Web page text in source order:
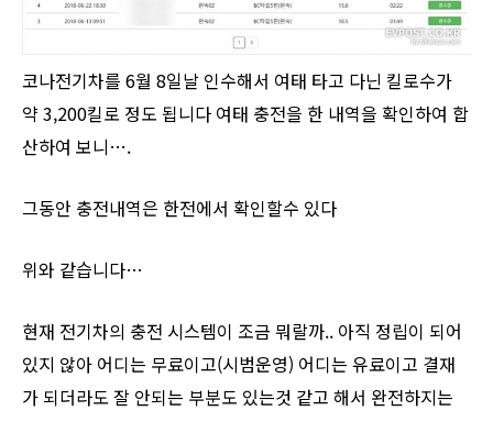
코나전기차를 6월 8일날 인수해서 여태 타고 다닌 킬로수가
약 3,200킬로 정도 됩니다 여태 충전을 한 내역을 확인하여 합
산하여 보니….
그동안 충전내역은 한전에서 확인할수 있다
위와 같습니다…
현재 전기차의 충전 시스템이 조금 뭐랄까.. 아직 정립이 되어
있지 않아 어디는 무료이고(시범운영) 어디는 유료이고 결재
가 되더라도 잘 안되는 부분도 있는것 같고 해서 완전하지는